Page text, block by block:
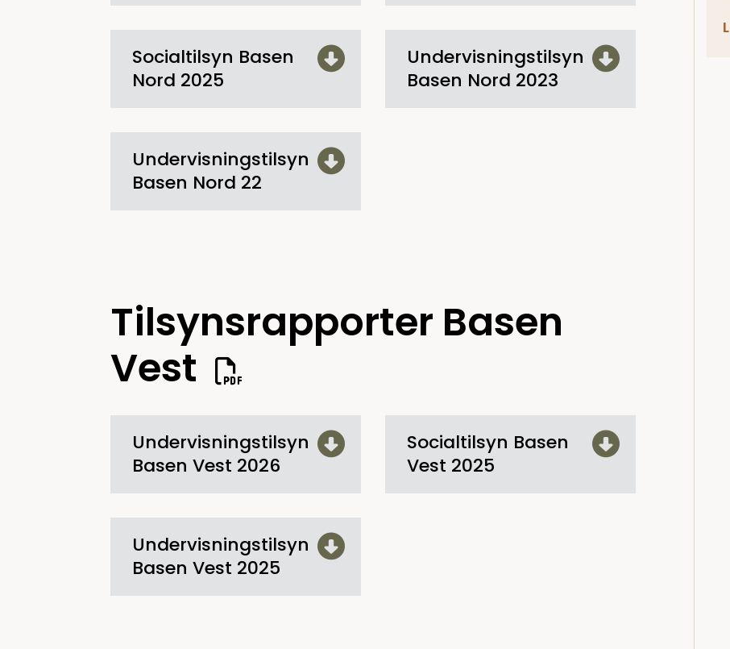
Socialtilsyn Basen
Nord 2025
Undervisningstilsyn
Basen Nord 2023
Undervisningstilsyn
Basen Nord 22
Tilsynsrapporter Basen
Vest
Undervisningstilsyn
Basen Vest 2026
Socialtilsyn Basen
Vest 2025
Undervisningstilsyn
Basen Vest 2025